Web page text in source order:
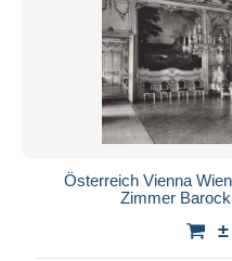
Österreich Vienna
Zimmer